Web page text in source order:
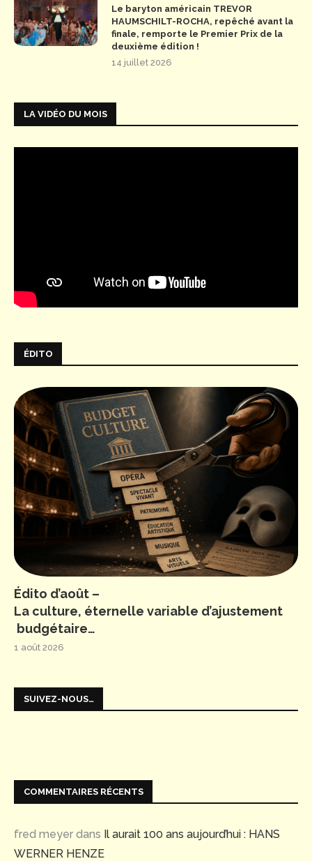
Le baryton américain TREVOR
HAUMSCHILT-ROCHA, repêché avant la
finale, remporte le Premier Prix de la
deuxième édition !
14 juillet 2026
LA VIDÉO DU MOIS
ÉDITO
Édito d’août –
La culture, éternelle variable d’ajustement
budgétaire…
1 août 2026
SUIVEZ-NOUS…
COMMENTAIRES RÉCENTS
fred meyer dans Il aurait 100 ans aujourd’hui : HANS
WERNER HENZE